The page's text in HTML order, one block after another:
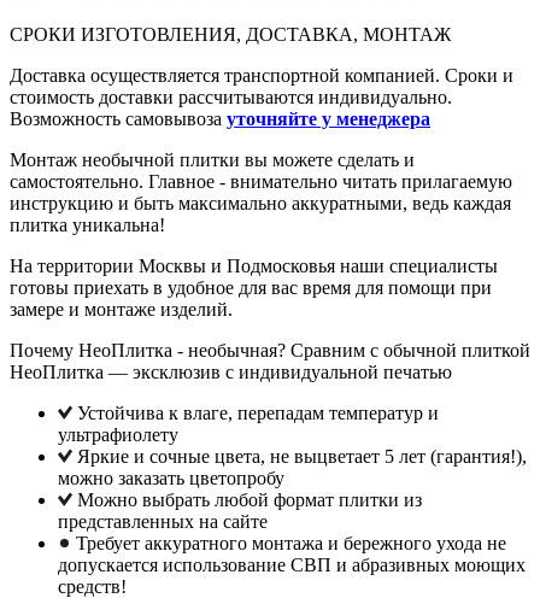
СРОКИ ИЗГОТОВЛЕНИЯ, ДОСТАВКА, МОНТАЖ
Доставка осуществляется транспортной компанией. Сроки и
стоимость доставки рассчитываются индивидуально.
Возможность самовывоза уточняйте у менеджера
Монтаж необычной плитки вы можете сделать и
самостоятельно. Главное - внимательно читать прилагаемую
инструкцию и быть максимально аккуратными, ведь каждая
плитка уникальна!
На территории Москвы и Подмосковья наши специалисты
готовы приехать в удобное для вас время для помощи при
замере и монтаже изделий.
Почему НеоПлитка - необычная? Сравним с обычной плиткой
НеоПлитка — эксклюзив с индивидуальной печатью
Устойчива к влаге, перепадам температур и
ультрафиолету
Яркие и сочные цвета, не выцветает 5 лет (гарантия!),
можно заказать цветопробу
Можно выбрать любой формат плитки из
представленных на сайте
Требует аккуратного монтажа и бережного ухода не
допускается использование СВП и абразивных моющих
средств!